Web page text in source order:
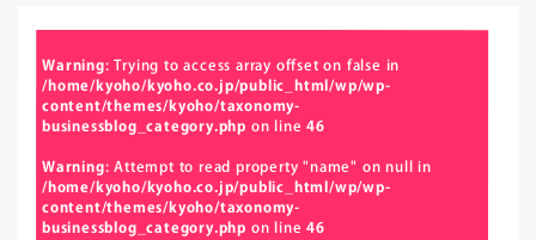
Warning: Trying to access array offset on false in
/home/kyoho/kyoho.co.jp/public_html/wp/wp-
content/themes/kyoho/taxonomy-
businessblog_category.php on line46
Warning: Attempt to read property "name" on null in
/home/kyoho/kyoho.co.jp/public_html/wp/wp-
content/themes/kyoho/taxonomy-
businessblog_category.php on line46